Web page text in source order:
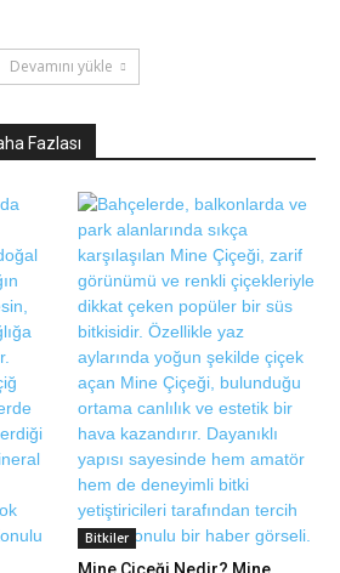
Devamını yükle
Fazlası
Bitkiler